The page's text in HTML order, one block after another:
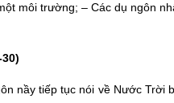
môi trường; – Các dụ ngôn
nầy tiếp tục nói về Nước